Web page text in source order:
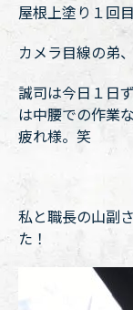
屋根上塗り１回目
カメラ目線の弟
誠司は今日１日
は中腰での作業
疲れ様。笑
私と職長の山副
た！